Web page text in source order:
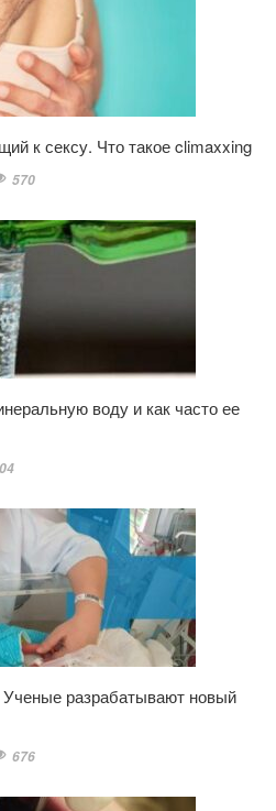
к сексу. Что такое climaxxing
570
воду и как часто ее
разрабатывают новый
676